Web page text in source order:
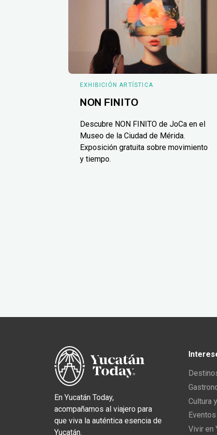
EXHIBICIÓN ARTÍSTICA
NON FINITO
Descubre NON FINITO de JoCa en el
Museo de la Ciudad de Mérida.
Exposición gratuita sobre movimiento
y tiempo.
En Yucatán Today,
acompañamos al viajero para
que viva la auténtica esencia de
Yucatán.
Cultura
Vivir en